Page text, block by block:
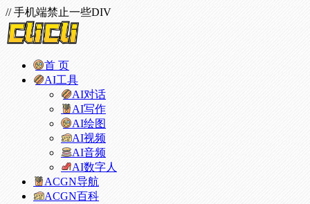
// 手机端禁止一些DIV
首 页
AI工具
AI对话
AI写作
AI绘图
AI视频
AI音频
AI数字人
ACGN导航
ACGN百科